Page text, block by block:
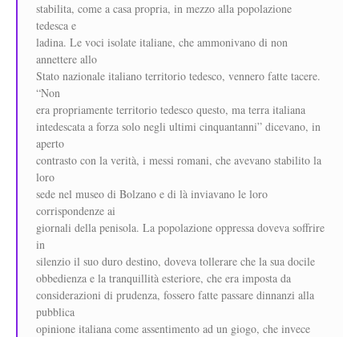
stabilita, come a casa propria, in mezzo alla popolazione
tedesca e
ladina. Le voci isolate italiane, che ammonivano di non
annettere allo
Stato nazionale italiano territorio tedesco, vennero fatte tacere.
“Non
era propriamente territorio tedesco questo, ma terra italiana
intedescata a forza solo negli ultimi cinquantanni” dicevano, in
aperto
contrasto con la verità, i messi romani, che avevano stabilito la
loro
sede nel museo di Bolzano e di là inviavano le loro
corrispondenze ai
giornali della penisola. La popolazione oppressa doveva soffrire
in
silenzio il suo duro destino, doveva tollerare che la sua docile
obbedienza e la tranquillità esteriore, che era imposta da
considerazioni di prudenza, fossero fatte passare dinnanzi alla
pubblica
opinione italiana come assentimento ad un giogo, che invece